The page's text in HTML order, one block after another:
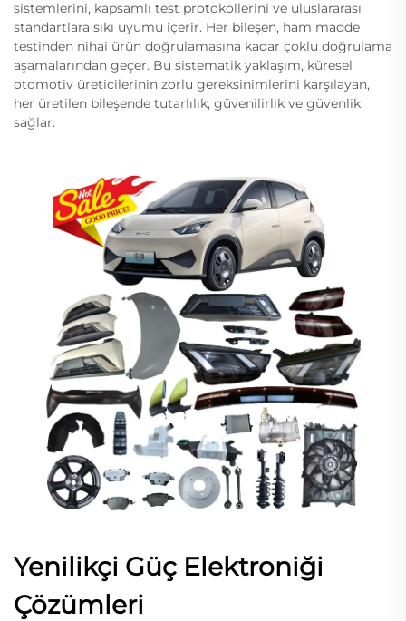
sistemlerini, kapsamlı test protokollerini ve uluslararası
standartlara sıkı uyumu içerir. Her bileşen, ham madde
testinden nihai ürün doğrulamasına kadar çoklu doğrulama
aşamalarından geçer. Bu sistematik yaklaşım, küresel
otomotiv üreticilerinin zorlu gereksinimlerini karşılayan,
her üretilen bileşende tutarlılık, güvenilirlik ve güvenlik
sağlar.
Yenilikçi Güç Elektroniği
Çözümleri